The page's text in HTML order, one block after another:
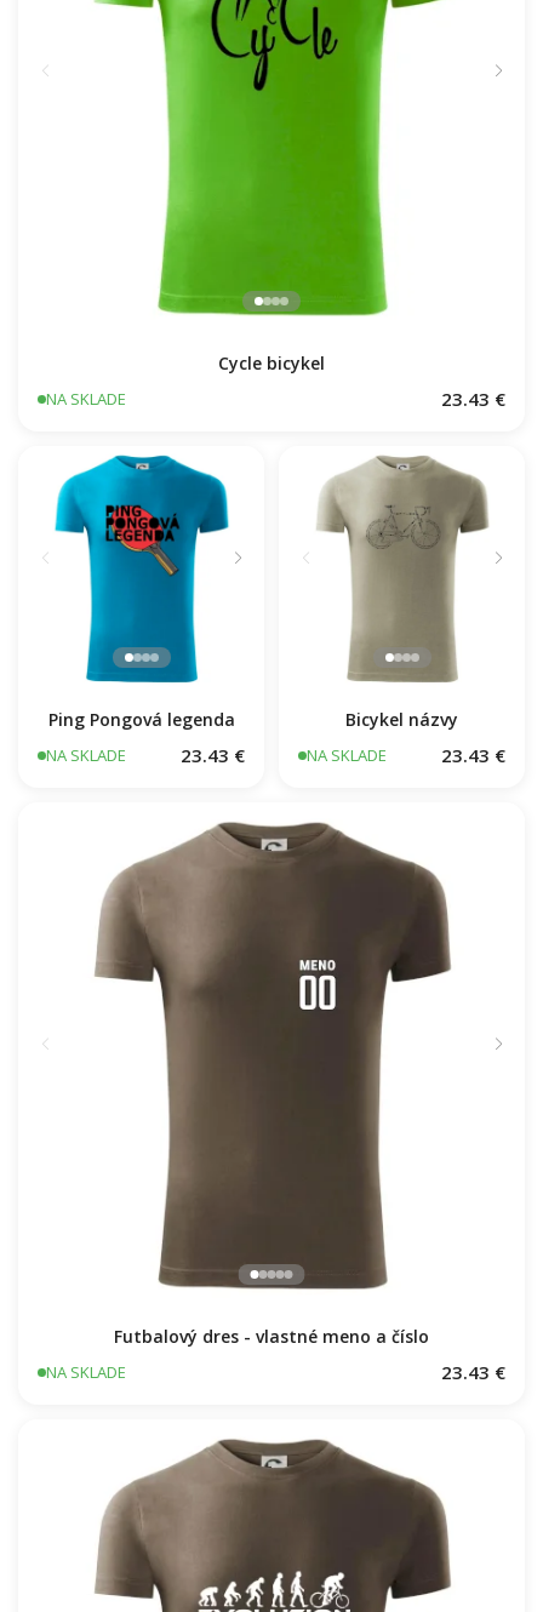
Cycle bicykel
NA SKLADE 23.43 €
Ping Pongová legenda
NA SKLADE 23.43 €
Bicykel názvy
NA SKLADE 23.43 €
Futbalový dres - vlastné meno a číslo
NA SKLADE 23.43 €